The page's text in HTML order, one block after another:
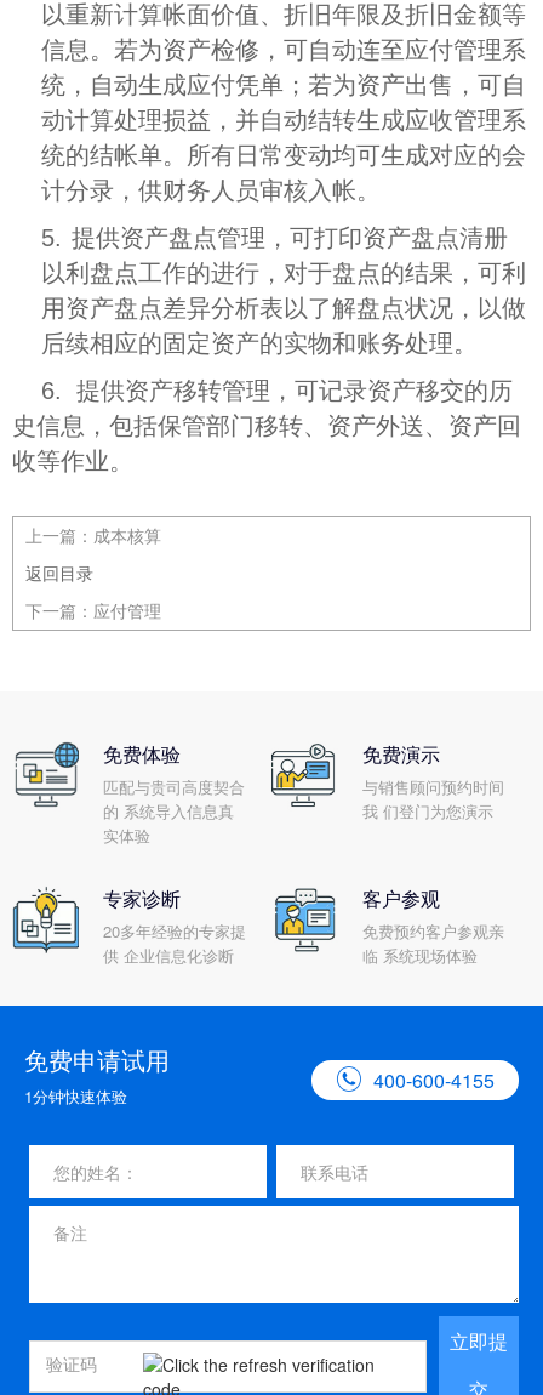
以重新计算帐面价值、折旧年限及折旧金额等
信息。若为资产检修，可自动连至应付管理系
统，自动生成应付凭单；若为资产出售，可自
动计算处理损益，并自动结转生成应收管理系
统的结帐单。所有日常变动均可生成对应的会
计分录，供财务人员审核入帐。
5. 提供资产盘点管理，可打印资产盘点清册
以利盘点工作的进行，对于盘点的结果，可利
用资产盘点差异分析表以了解盘点状况，以做
后续相应的固定资产的实物和账务处理。
6. 提供资产移转管理，可记录资产移交的历
史信息，包括保管部门移转、资产外送、资产回
收等作业。
上一篇： 成本核算
返回目录
下一篇： 应付管理
免费体验
匹配与贵司高度契合
的 系统导入信息真
实体验
免费演示
与销售顾问预约时间
我 们登门为您演示
专家诊断
20多年经验的专家提
供 企业信息化诊断
客户参观
免费预约客户参观亲
临 系统现场体验
免费申请试用
1分钟快速体验
 400-600-4155
立即提